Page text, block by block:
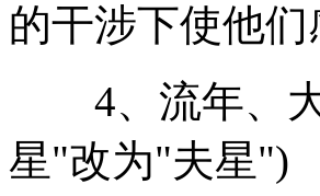
的干涉下使他
4、流年、大
星"改为"夫星")